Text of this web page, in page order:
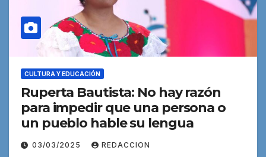
CULTURA Y EDUCACIÓN
Ruperta Bautista: No hay razón
para impedir que una persona o
un pueblo hable su lengua
03/03/2025 REDACCION